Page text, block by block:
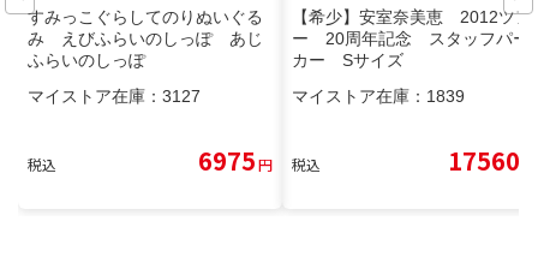
すみっこぐらしてのりぬいぐる
み えびふらいのしっぽ あじ
ふらいのしっぽ
マイストア在庫： 3127
税込 6975円
【希少】安室奈美恵 2012ツア
ー 20周年記念 スタッフパー
カー Sサイズ
マイストア在庫： 1839
税込 17560